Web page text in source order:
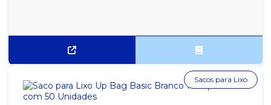
Sacos para Lixo